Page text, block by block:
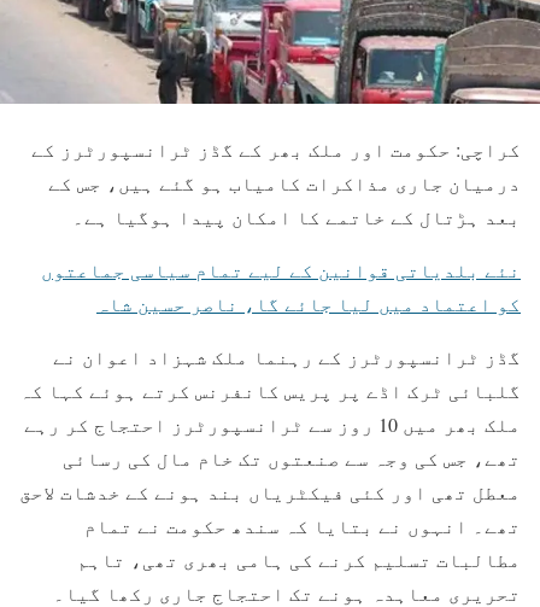
کراچی: حکومت اور ملک بھر کے گڈز ٹرانسپورٹرز کے
درمیان جاری مذاکرات کامیاب ہو گئے ہیں، جس کے
بعد ہڑتال کے خاتمے کا امکان پیدا ہوگیا ہے۔
نئے بلدیاتی قوانین کے لیے تمام سیاسی جماعتوں
کو اعتماد میں لیا جائے گا، ناصر حسین شاہ
گڈز ٹرانسپورٹرز کے رہنما ملک شہزاد اعوان نے
گلبائی ٹرک اڈے پر پریس کانفرنس کرتے ہوئے کہا کہ
ملک بھر میں 10 روز سے ٹرانسپورٹرز احتجاج کر رہے
تھے، جس کی وجہ سے صنعتوں تک خام مال کی رسائی
معطل تھی اور کئی فیکٹریاں بند ہونے کے خدشات لاحق
تھے۔ انہوں نے بتایا کہ سندھ حکومت نے تمام
مطالبات تسلیم کرنے کی ہامی بھری تھی، تاہم
تحریری معاہدہ ہونے تک احتجاج جاری رکھا گیا۔